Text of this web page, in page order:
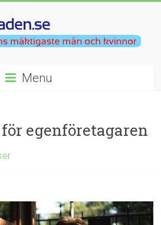
Menu
egenföretagaren